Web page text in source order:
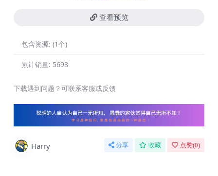
查看预览
包含资源: (1个)
累计销量: 5693
下载遇到问题？可联系客服或反馈
Harry 分享 收藏 点赞(0)